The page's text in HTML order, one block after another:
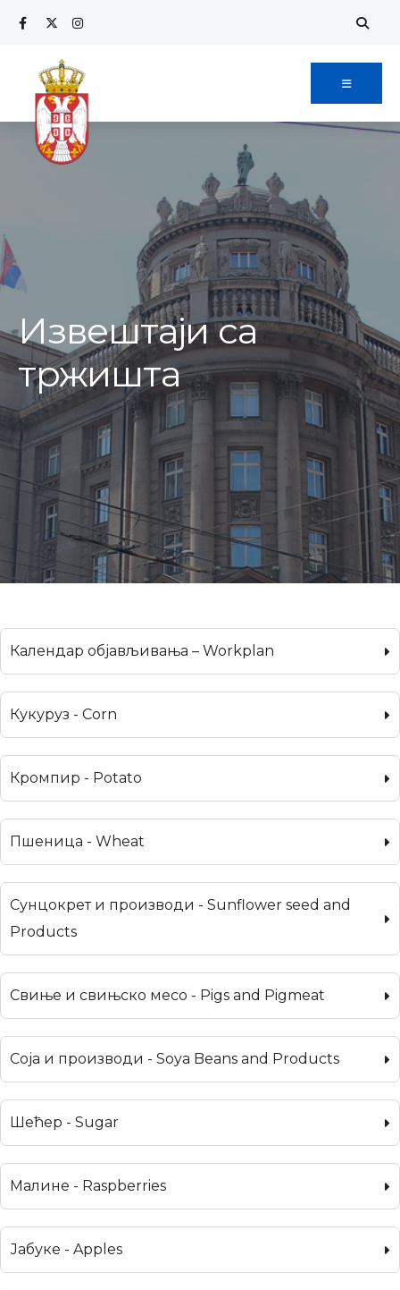
Извештаји са
тржишта
Календар објављивања – Workplan
Кукуруз - Corn
Кромпир - Potato
Пшеница - Wheat
Сунцокрет и производи - Sunflower seed and
Products
Свиње и свињско месо - Pigs and Pigmeat
Соја и производи - Soya Beans and Products
Шећер - Sugar
Малине - Raspberries
Јабуке - Apples